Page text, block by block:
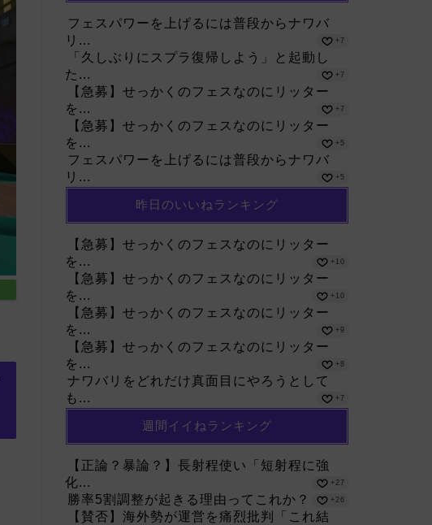
フェスパワーを上げるには普段からナワバ
リ...
+7
「久しぶりにスプラ復帰しよう」と起動し
た...
+7
【急募】せっかくのフェスなのにリッター
を...
+7
【急募】せっかくのフェスなのにリッター
を...
+5
フェスパワーを上げるには普段からナワバ
リ...
+5
昨日のいいねランキング
【急募】せっかくのフェスなのにリッター
を...
+10
【急募】せっかくのフェスなのにリッター
を...
+10
【急募】せっかくのフェスなのにリッター
を...
+9
【急募】せっかくのフェスなのにリッター
を...
+8
ナワバリをどれだけ真面目にやろうとして
も...
+7
週間イイねランキング
【正論？暴論？】長射程使い「短射程に強
化...
+27
勝率5割調整が起きる理由ってこれか？ +26
【賛否】海外勢が運営を痛烈批判「これ結